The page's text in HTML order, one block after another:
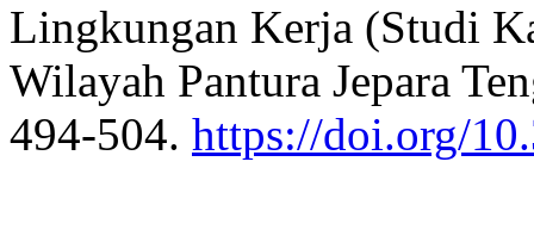
Lingkungan Kerja (Studi
Wilayah Pantura Jepara
494-504. https://doi.org/